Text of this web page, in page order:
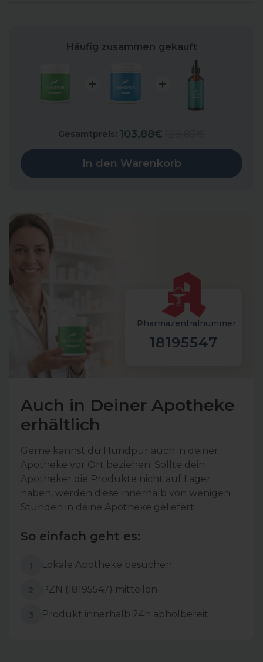
Häufig zusammen gekauft
Gesamtpreis: Sale price
103,88€
In den Warenkorb
Pharmazentralnummer
18195547
Auch in Deiner Apotheke
erhältlich
Gerne kannst du Hundpur auch in deiner
Apotheke vor Ort beziehen. Sollte dein
Apotheker die Produkte nicht auf Lager
haben, werden diese innerhalb von wenigen
Stunden in deine Apotheke geliefert.
So einfach geht es:
Lokale Apotheke besuchen
PZN (18195547) mitteilen
Produkt innerhalb 24h abholbereit